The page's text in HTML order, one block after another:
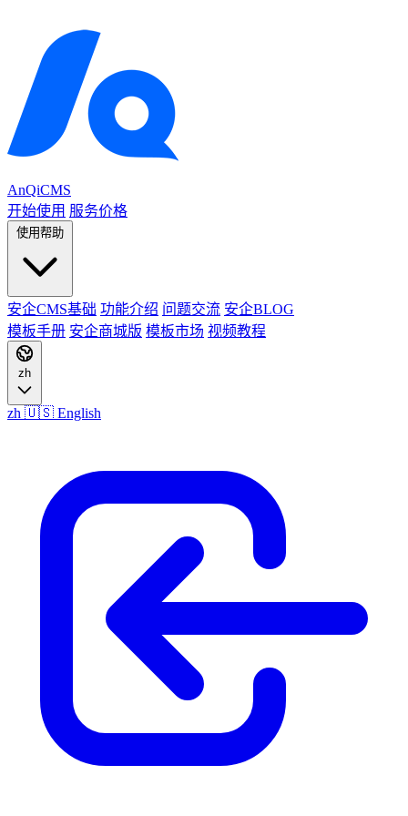
AnQiCMS
开始使用 服务价格
使用帮助
安企CMS基础 功能介绍 问题交流 安企BLOG
模板手册 安企商城版 模板市场 视频教程
zh
zh 🇺🇸 English